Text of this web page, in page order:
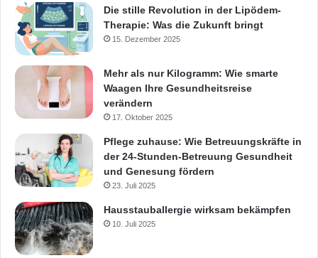
Die stille Revolution in der Lipödem-
Therapie: Was die Zukunft bringt
15. Dezember 2025
Mehr als nur Kilogramm: Wie smarte
Waagen Ihre Gesundheitsreise
verändern
17. Oktober 2025
Pflege zuhause: Wie Betreuungskräfte in
der 24-Stunden-Betreuung Gesundheit
und Genesung fördern
23. Juli 2025
Hausstauballergie wirksam bekämpfen
10. Juli 2025